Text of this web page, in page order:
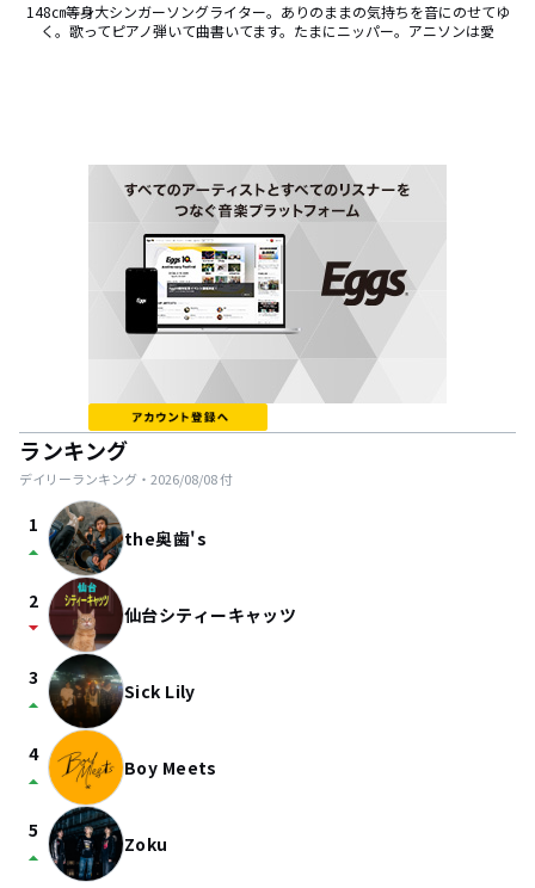
148㎝等身大シンガーソングライター。ありのままの気持ちを音にのせてゆ
く。歌ってピアノ弾いて曲書いてます。たまにニッパー。アニソンは愛
ランキング
デイリーランキング・ 2026/08/08付
1
arrow_drop_up the奥歯's
2
arrow_drop_down 仙台シティーキャッツ
3
arrow_drop_up Sick Lily
4
arrow_drop_up Boy Meets
5
arrow_drop_up Zoku